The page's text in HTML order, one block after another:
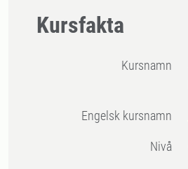
Kursfakta
Kursnamn
Engelsk kursnamn
Nivå